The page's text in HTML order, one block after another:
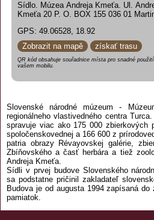
Sídlo. Múzea Andreja Kmeťa. Ul.
Kmeťa 20 P. O. BOX 155 036 01
GPS: 49.06528, 18.92
Zobrazit na mapě
získať trasu
QR kód obsahuje souřadnice místa pro snadné
vašem mobilu.
Slovenské národné múzeum -
regionálneho vlastivedného centra
spravuje viac ako 175 000 zbierkových
spoločenskovednej a 166 600 z
patria obrazy Révayovskej galérie,
Zbíňovského a časť herbára a tiež
Andreja Kmeťa.
Sídli v prvej budove Slovenského
sa podstatne pričinil zakladateľ
Budova je od augusta 1994 zapísaná
pamiatok.